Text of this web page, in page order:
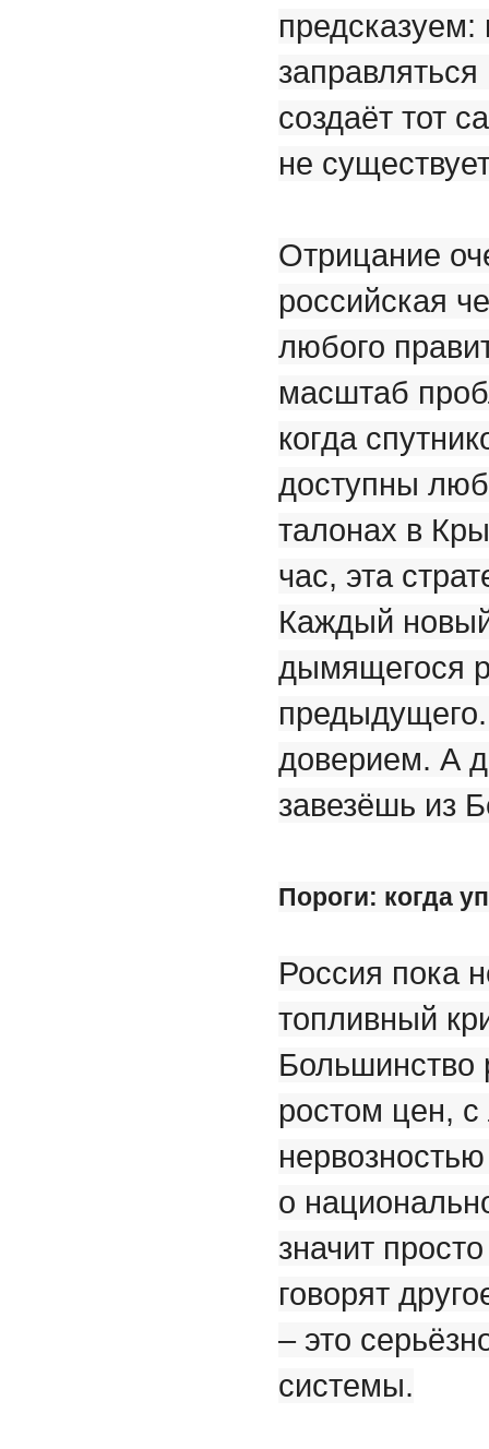
предсказуем:
создаёт тот
не
Отрицание
российская
любого
масштаб
когда
доступны
талонах в
час, эта
Каждый
дымящегося
доверием. А
завезёшь из
Пороги: когда
Россия пока
топливный
Большинство
ростом цен,
о
значит
говорят
– это
системы.